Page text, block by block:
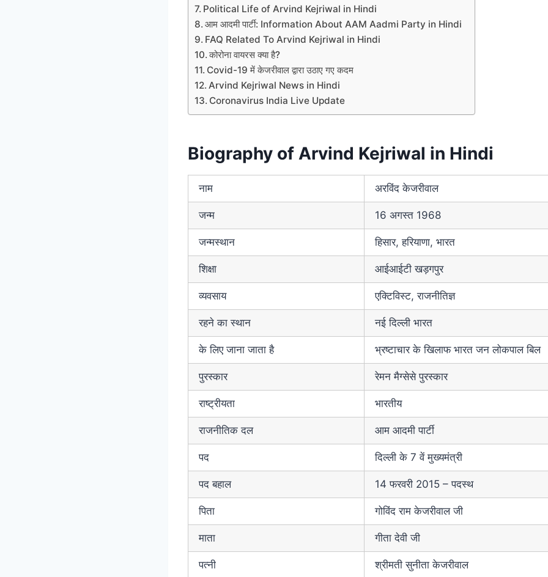
Political Life of Arvind Kejriwal in Hindi
आम आदमी पार्टी: Information About AAM Aadmi Party in Hindi
FAQ Related To Arvind Kejriwal in Hindi
कोरोना वायरस क्या है?
Covid-19 में केजरीवाल द्वारा उठाए गए कदम
Arvind Kejriwal News in Hindi
Coronavirus India Live Update
Biography of Arvind Kejriwal in Hindi
नाम अरविंद केजरीवाल
जन्म 16 अगस्त 1968
जन्मस्थान हिसार, हरियाणा, भारत
शिक्षा आईआईटी खड़गपुर
व्यवसाय एक्टिविस्ट, राजनीतिज्ञ
रहने का स्थान नई दिल्ली भारत
के लिए जाना जाता है भ्रष्टाचार के खिलाफ भारत जन लोकपाल बिल
पुरस्कार रेमन मैग्सेसे पुरस्कार
राष्ट्रीयता भारतीय
राजनीतिक दल आम आदमी पार्टी
पद दिल्ली के 7 वें मुख्यमंत्री
पद बहाल 14 फरवरी 2015 – पदस्थ
पिता गोविंद राम केजरीवाल जी
माता गीता देवी जी
पत्नी श्रीमती सुनीता केजरीवाल